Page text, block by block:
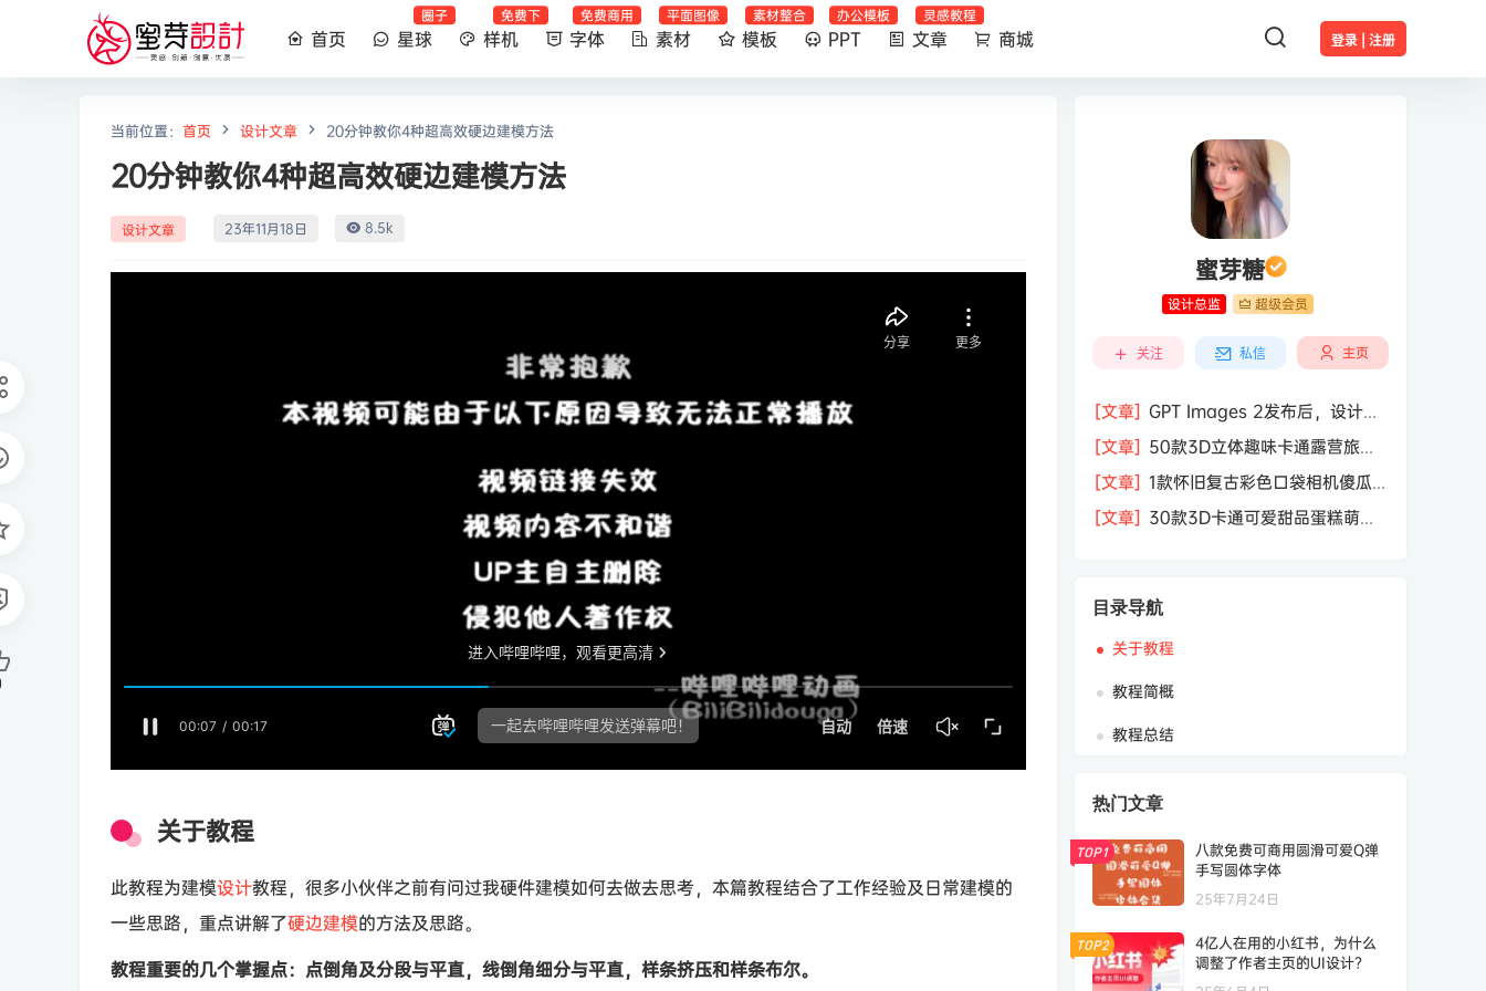
登录 | 注册
首页 星球
圈子
样机
免费下
字体
免费商用
素材
平面图像
模板
素材整合
PPT
办公模板
文章
灵感教程
商城
当前位置： 首页 设计文章 20分钟教你4种超高效硬边建模方法
20分钟教你4种超高效硬边建模方法
设计文章 23年11月18日 8.5k
关于教程
此教程为建模设计教程，很多小伙伴之前有问过我硬件建模如何去做去思考，本篇教程结合了工作经验及日常建模的
一些思路，重点讲解了硬边建模的方法及思路。
教程重要的几个掌握点：点倒角及分段与平直，线倒角细分与平直，样条挤压和样条布尔。
蜜芽糖
设计总监 超级会员
关注 私信 主页
[文章] GPT Images 2发布后，设计行
业的天真的塌了？
[文章] 50款3D立体趣味卡通露营旅行
度假旅游装备插图插画PNG免抠图片素
材图
[文章] 1款怀旧复古彩色口袋相机傻瓜
相机屏幕模型PSD模板样机效果图素材
[文章] 30款3D卡通可爱甜品蛋糕萌趣
目录导航
关于教程
教程简概
教程总结
热门文章
TOP1
八款免费可商用圆滑可爱Q弹
手写圆体字体
25年7月24日
TOP2
4亿人在用的小红书，为什么
调整了作者主页的UI设计？